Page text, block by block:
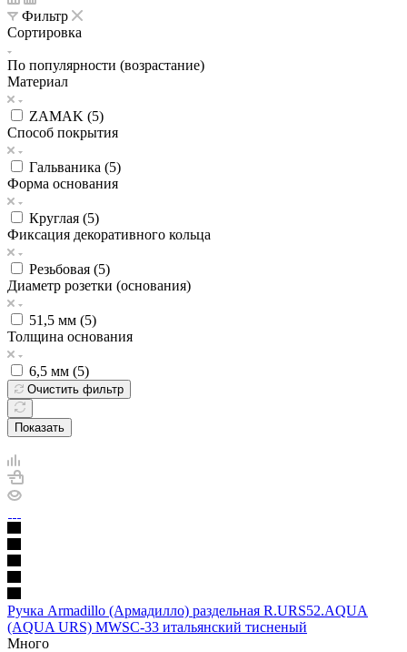
Фильтр
Сортировка
По популярности (возрастание)
Материал
ZAMAK (5)
Способ покрытия
Гальваника (5)
Форма основания
Круглая (5)
Фиксация декоративного кольца
Резьбовая (5)
Диаметр розетки (основания)
51,5 мм (5)
Толщина основания
6,5 мм (5)
Очистить фильтр
Показать
Ручка Armadillo (Армадилло) раздельная R.URS52.AQUA
(AQUA URS) MWSC-33 итальянский тисненый
Много